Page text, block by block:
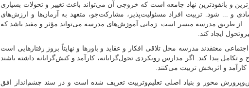
و بانفوذترین نهاد جامعه است که خروجی آن می‌تواند باعث تغییر و تحولات بسیاری
و ... شود. تربیت افراد مسئولیت‌پذیر، مشارکت‌جو، متعهد به آرمان‌ها و ارزش‌های
از طریق مدرسه میسر است. زمانی آموزش‌های مدرسه می‌تواند مؤثر و مفید باشد که
ایجاد کند.
معتقدند مدرسه محل تلاقی افکار و عقاید و باور‌ها و نهایتاً بروز رفتار‌هایی است
و تکامل پیدا کند. اگر مدارس رویکردی تحول‌گرایانه، کارآمد و کنش‌گرایانه داشته باشند
کارآمد و اثربخش تربیت می‌کنند.
محور و بنیاد اصلی تعلیم‌وتربیت تعریف شده است و در سند چشم‌انداز افق